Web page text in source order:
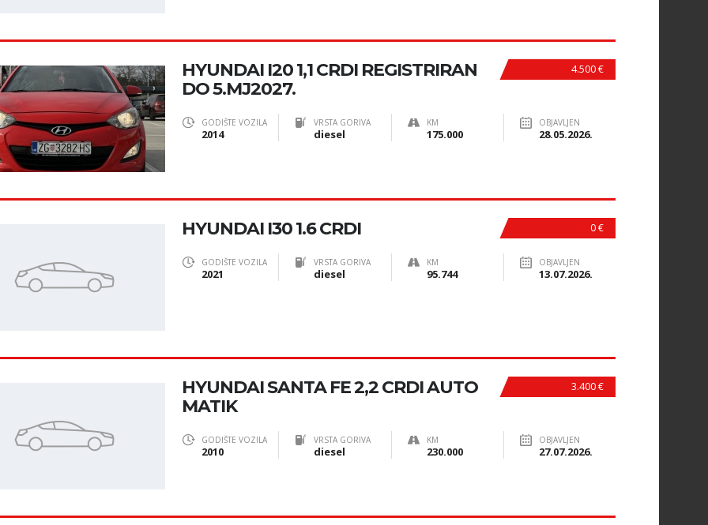
4.500 €
HYUNDAI I20 1,1 CRDI REGISTRIRAN
DO 5.MJ2027.
GODIŠTE VOZILA
2014
VRSTA GORIVA
diesel
KM
175.000
OBJAVLJEN
28.05.2026.
0 €
HYUNDAI I30 1.6 CRDI
GODIŠTE VOZILA
2021
VRSTA GORIVA
diesel
KM
95.744
OBJAVLJEN
13.07.2026.
3.400 €
HYUNDAI SANTA FE 2,2 CRDI AUTO
MATIK
GODIŠTE VOZILA
2010
VRSTA GORIVA
diesel
KM
230.000
OBJAVLJEN
27.07.2026.